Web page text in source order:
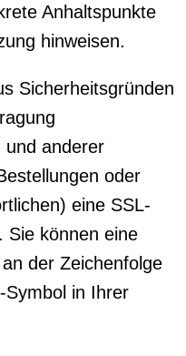
Anhaltspunkte
hinweisen.
Sicherheitsgründen
und anderer
oder
eine SSL-
Sie können eine
der Zeichenfolge
Symbol in Ihrer